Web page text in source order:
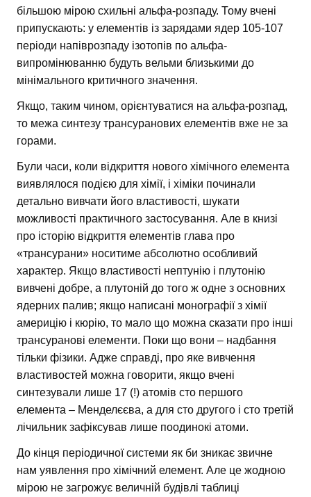
більшою мірою схильні альфа-розпаду. Тому вчені
припускають: у елементів із зарядами ядер 105-107
періоди напіврозпаду ізотопів по альфа-
випромінюванню будуть вельми близькими до
мінімального критичного значення.
Якщо, таким чином, орієнтуватися на альфа-розпад,
то межа синтезу трансуранових елементів вже не за
горами.
Були часи, коли відкриття нового хімічного елемента
виявлялося подією для хімії, і хіміки починали
детально вивчати його властивості, шукати
можливості практичного застосування. Але в книзі
про історію відкриття елементів глава про
«трансурани» носитиме абсолютно особливий
характер. Якщо властивості нептунію і плутонію
вивчені добре, а плутоній до того ж одне з основних
ядерних палив; якщо написані монографії з хімії
америцію і кюрію, то мало що можна сказати про інші
трансуранові елементи. Поки що вони – надбання
тільки фізики. Адже справді, про яке вивчення
властивостей можна говорити, якщо вчені
синтезували лише 17 (!) атомів сто першого
елемента – Менделєєва, а для сто другого і сто третій
лічильник зафіксував лише поодинокі атоми.
До кінця періодичної системи як би зникає звичне
нам уявлення про хімічний елемент. Але це жодною
мірою не загрожує величній будівлі таблиці